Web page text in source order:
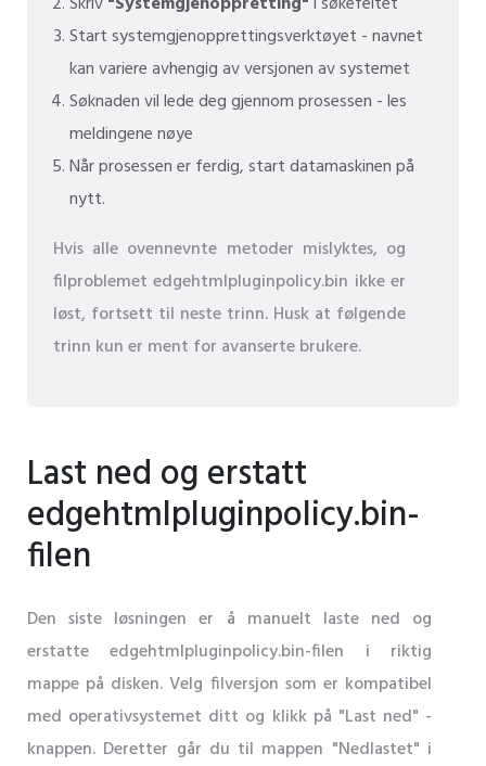
Start systemgjenopprettingsverktøyet - navnet
kan variere avhengig av versjonen av systemet
Søknaden vil lede deg gjennom prosessen - les
meldingene nøye
Når prosessen er ferdig, start datamaskinen på
nytt.
Hvis alle ovennevnte metoder mislyktes, og
filproblemet edgehtmlpluginpolicy.bin ikke er
løst, fortsett til neste trinn. Husk at følgende
trinn kun er ment for avanserte brukere.
Last ned og erstatt
edgehtmlpluginpolicy.bin-
filen
Den siste løsningen er å manuelt laste ned og
erstatte edgehtmlpluginpolicy.bin-filen i riktig
mappe på disken. Velg filversjon som er kompatibel
med operativsystemet ditt og klikk på "Last ned" -
knappen. Deretter går du til mappen "Nedlastet" i